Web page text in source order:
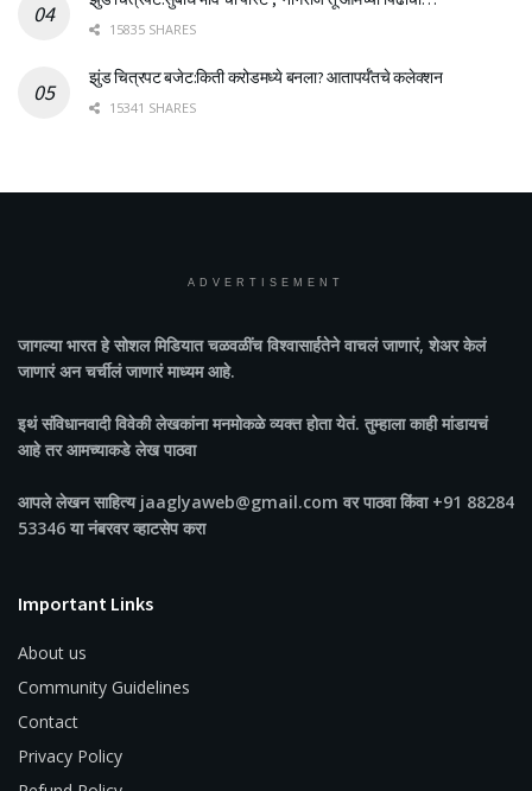
15835 SHARES
झुंड चित्रपट बजेट:किती करोडमध्ये बनला? आतापर्यँतचे कलेक्शन
15341 SHARES
ADVERTISEMENT
जागल्या भारतहे सोशल मिडियात चळवळींच विश्वासार्हतेने वाचलं जाणारं, शेअर केलं
जाणारं अन चर्चीलं जाणारं माध्यम आहे.
इथं संविधानवादी विवेकी लेखकांना मनमोकळे व्यक्त होता येतं. तुम्हाला काही मांडायचं
आहे तर आमच्याकडे लेख पाठवा
आपले लेखन साहित्य jaaglyaweb@gmail.com वर पाठवा किंवा +91 88284
53346 या नंबरवर व्हाटसेप करा
Important Links
About us
Community Guidelines
Contact
Privacy Policy